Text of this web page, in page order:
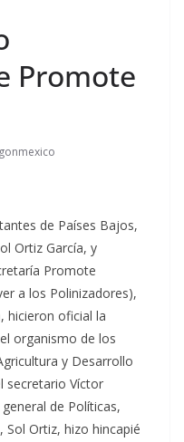
Promote
de Países Bajos,
Ortiz García, y
Promote
a los Polinizadores),
hicieron oficial la
organismo de los
y Desarrollo
secretario Víctor
de Políticas,
Sol Ortiz, hizo hincapié